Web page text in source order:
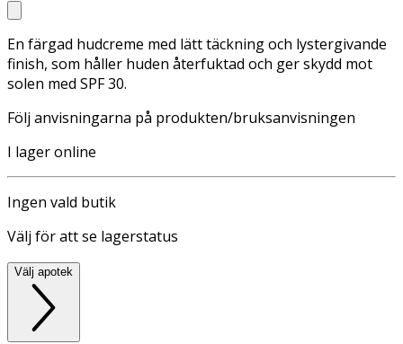
En färgad hudcreme med lätt täckning och lystergivande
finish, som håller huden återfuktad och ger skydd mot
solen med SPF 30.
Följ anvisningarna på produkten/bruksanvisningen
I lager online
Ingen vald butik
Välj för att se lagerstatus
Välj apotek